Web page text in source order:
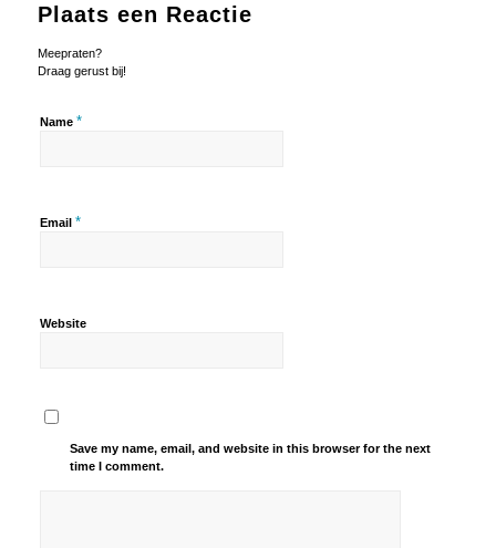
Plaats een Reactie
Meepraten?
Draag gerust bij!
Name *
Email *
Website
Save my name, email, and website in this browser for the next
time I comment.